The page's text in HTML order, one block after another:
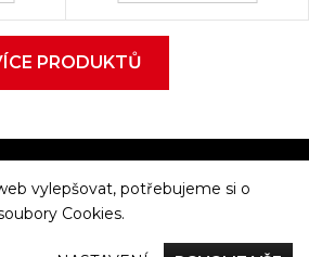
PRODUKTŮ
společně
vylepšovat, potřebujeme si o
Cookies.